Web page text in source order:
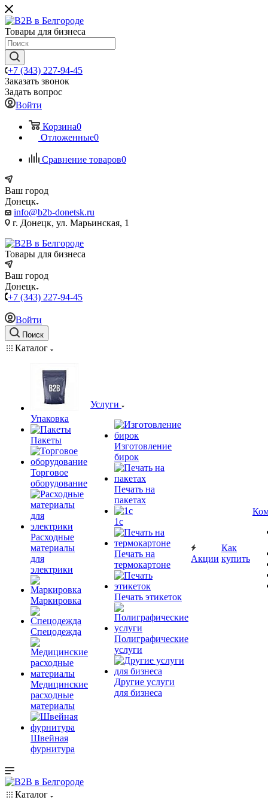
Товары для бизнеса
+7 (343) 227-94-45
Заказать звонок
Задать вопрос
Войти
Корзина0
Отложенные0
Сравнение товаров0
Ваш город
Донецк
info@b2b-donetsk.ru
г. Донецк, ул. Марьинская, 1
Товары для бизнеса
Ваш город
Донецк
+7 (343) 227-94-45
Войти
Поиск
Каталог
Упаковка
Пакеты
Торговое
оборудование
Расходные
материалы
для
электрики
Маркировка
Спецодежда
Медицинские
расходные
материалы
Швейная
фурнитура
Услуги
Изготовление
бирок
Печать на
пакетах
1c
Печать на
термокартоне
Печать этикеток
Полиграфические
услуги
Другие услуги
для бизнеса
Акции
Как
купить
Каталог